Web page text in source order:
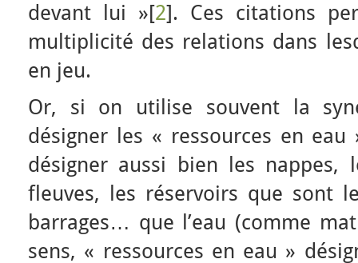
devant lui »[2]. Ces citations
multiplicité des relations dans
en jeu.
Or, si on utilise souvent la
désigner les « ressources en
désigner aussi bien les nappes,
fleuves, les réservoirs que sont
barrages… que l’eau (comme
sens, « ressources en eau »